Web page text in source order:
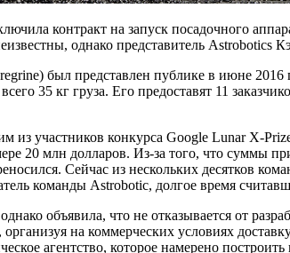
контракт на запуск посадочного
однако представитель Astrobotics
был представлен публике в июне 2016
35 кг груза. Его предоставят 11
из участников конкурса Google Lunar X-
20 млн долларов. Из-за того, что суммы
Сейчас из нескольких десятков
команды Astrobotic, долгое время
объявила, что не отказывается от
организуя на коммерческих условиях
агентство, которое намерено